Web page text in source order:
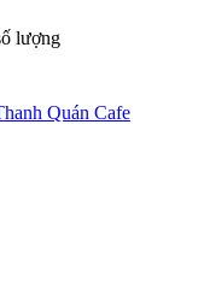
lượng
Quán Cafe